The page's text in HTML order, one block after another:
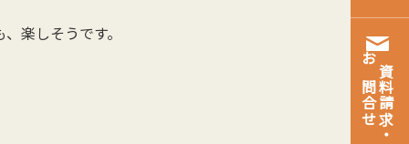
資料請求・
お問合せ
楽しそうです。